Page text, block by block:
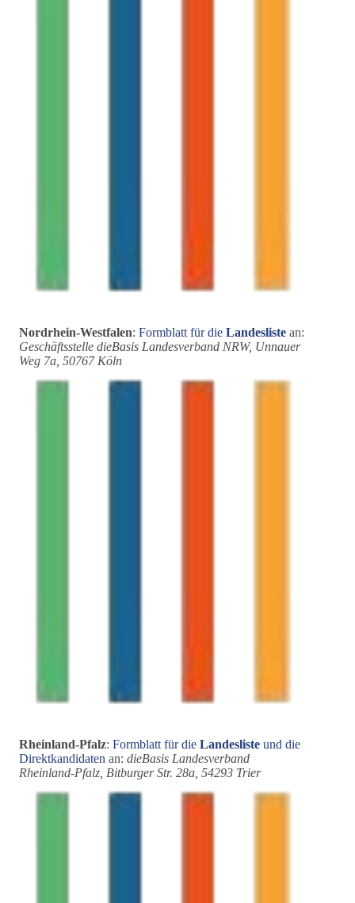
Nordrhein-Westfalen: Formblatt für die Landesliste an:
Geschäftsstelle dieBasis Landesverband NRW, Unnauer
Weg 7a, 50767 Köln
Rheinland-Pfalz: Formblatt für die Landesliste und die
Direktkandidaten an: dieBasis Landesverband
Rheinland-Pfalz, Bitburger Str. 28a, 54293 Trier